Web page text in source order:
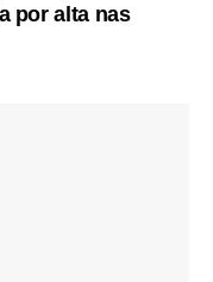
por alta nas